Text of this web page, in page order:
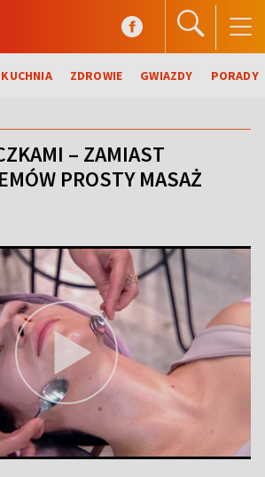
KUCHNIA ZDROWIE GWIAZDY PORADY
– ZAMIAST
PROSTY MASAŻ